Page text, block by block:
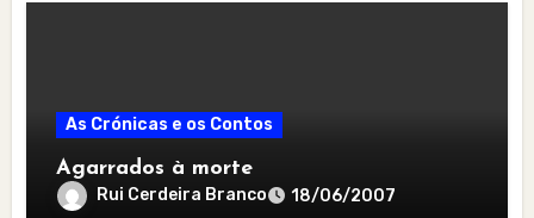
As Crónicas e os Contos
Agarrados à morte
Rui Cerdeira Branco 18/06/2007